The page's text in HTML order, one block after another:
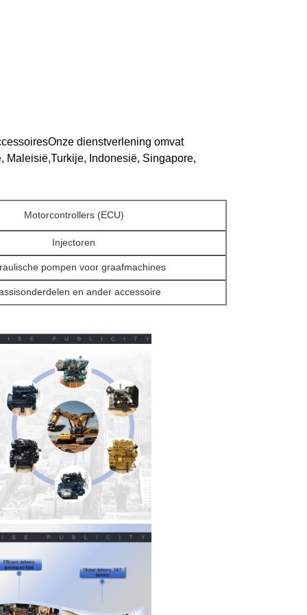
dienstverlening omvat
Maleisië,Turkije, Indonesië, Singapore,
Motorcontrollers (ECU)
Injectoren
pompen voor graafmachines
en ander accessoire